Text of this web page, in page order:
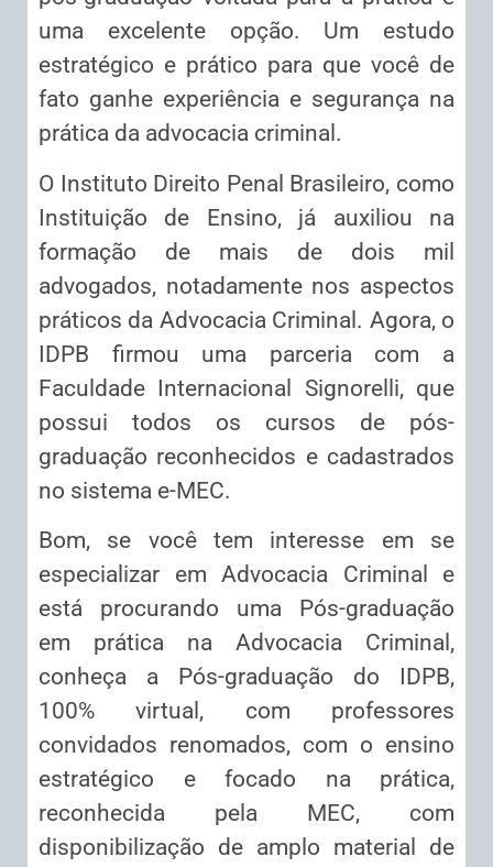
uma excelente opção. Um estudo
estratégico e prático para que você de
fato ganhe experiência e segurança na
prática da advocacia criminal.
O Instituto Direito Penal Brasileiro, como
Instituição de Ensino, já auxiliou na
formação de mais de dois mil
advogados, notadamente nos aspectos
práticos da Advocacia Criminal. Agora, o
IDPB firmou uma parceria com a
Faculdade Internacional Signorelli, que
possui todos os cursos de pós-
graduação reconhecidos e cadastrados
no sistema e-MEC.
Bom, se você tem interesse em se
especializar em Advocacia Criminal e
está procurando uma Pós-graduação
em prática na Advocacia Criminal,
conheça a Pós-graduação do IDPB,
100% virtual, com professores
convidados renomados, com o ensino
estratégico e focado na prática,
reconhecida pela MEC, com
disponibilização de amplo material de